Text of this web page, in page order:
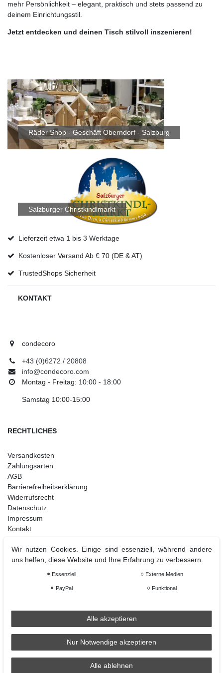
mehr Persönlichkeit – elegant, praktisch und stets passend zu
deinem Einrichtungsstil.
Jetzt entdecken und deinen Tisch stilvoll inszenieren!
Räder Shop - Geschäft Oberndorf - Salzburg
Salzburger Christkindlmarkt
Lieferzeit etwa 1 bis 3 Werktage
Kostenloser Versand Ab € 70 (DE & AT)
TrustedShops Sicherheit
KONTAKT
condecoro
+43 (0)6272 / 20808
info@condecoro.com
Montag - Freitag: 10:00 - 18:00
Samstag 10:00-15:00
RECHTLICHES
Versandkosten
Zahlungsarten
AGB
Barrierefreiheitserklärung
Widerrufsrecht
Datenschutz
Impressum
Kontakt
Christbaumschmuck
Christbaumkugel
Krampus und Percht
Räder Lichthaus
Wir nutzen Cookies. Einige sind essenziell, während andere
uns helfen, diese Website und Ihre Erfahrung zu verbessern.
Essenziell Externe Medien
PayPal Funktional
Alle akzeptieren
Nur Notwendige akzeptieren
Alle ablehnen